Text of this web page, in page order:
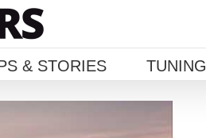
& STORIES TUNING